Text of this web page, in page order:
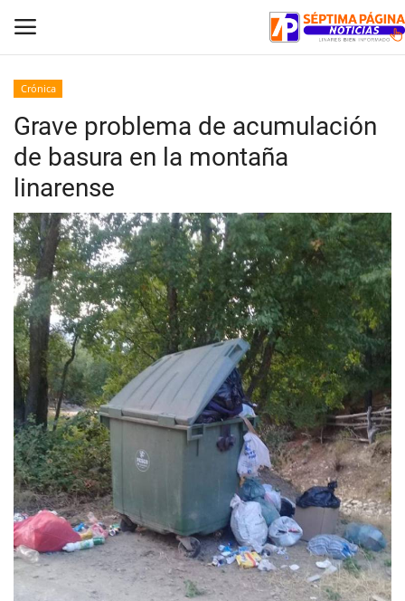
Inicio
Crónica
Policial
Tribunales
Deporte
Política
Espectáculos
Crónica
Grave problema de acumulación
de basura en la montaña
linarense